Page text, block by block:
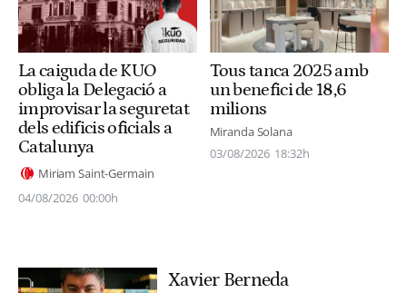
La caiguda de KUO
obliga la Delegació a
improvisar la seguretat
dels edificis oficials a
Catalunya
Miriam Saint-Germain
04/08/2026 00:00h
Tous tanca 2025 amb
un benefici de 18,6
milions
Miranda Solana
03/08/2026 18:32h
Xavier Berneda